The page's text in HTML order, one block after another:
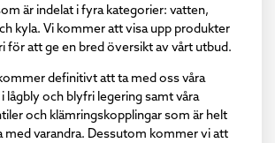
är indelat i fyra kategorier: vatten,
kyla. Vi kommer att visa upp produkter
för att ge en bred översikt av vårt utbud.
definitivt att ta med oss våra
lågbly och blyfri legering samt våra
och klämringskopplingar som är helt
med varandra. Dessutom kommer vi att